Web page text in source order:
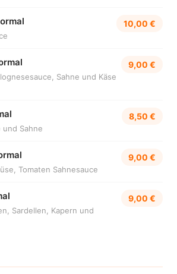
10,00 €
Sahne und Käse
9,00 €
Sahne
8,50 €
Tomaten Sahnesauce
9,00 €
Sardellen, Kapern und
9,00 €